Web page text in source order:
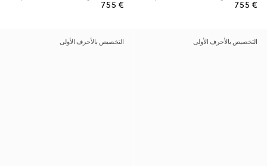
€ 755
€ 755
التخصيص بالأحرف الأولى التخصيص بالأحرف الأولى